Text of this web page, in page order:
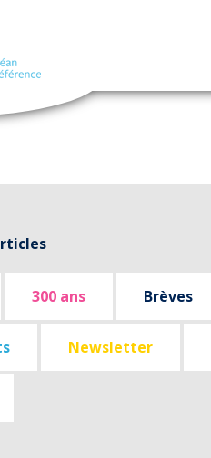
300 ans Brèves
Newsletter